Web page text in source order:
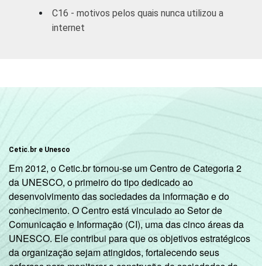
SITUAÇÃO
Não integra a
Internet nos últimos três meses (amostra
Internet). Respostas estimuladas.
2Amigo, vizinho ou familiar.
3Telecentro, biblioteca, entidade
comunitária, Correios etc.
4Internet café, lanhouse ou similar.
5 Na categoria não integra população ativa
estão contabilizados os estudantes,
C16 - motivos pelos quais nunca utilizou a
internet
Cetic.br e Unesco
Em 2012, o Cetic.br tornou-se um Centro de Categoria 2
da UNESCO, o primeiro do tipo dedicado ao
desenvolvimento das sociedades da informação e do
conhecimento. O Centro está vinculado ao Setor de
Comunicação e Informação (CI), uma das cinco áreas da
UNESCO. Ele contribui para que os objetivos estratégicos
da organização sejam atingidos, fortalecendo seus